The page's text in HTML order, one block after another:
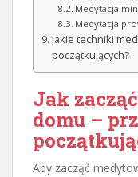
Medytacja
Medytacja
Jakie techniki
początkujących?
Jak
domu –
Aby zacząć